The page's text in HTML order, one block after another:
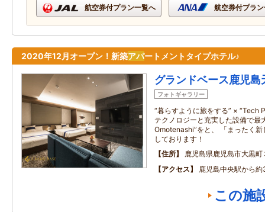
航空券付プラン一覧へ 航空券付プラ
2020年12月オープン！新築アパートメントタイプホテル♪
グランドベース鹿児島
フォトギャラリー
“暮らすように旅をする” × “Tech
テクノロジーと充実した設備で最
Omotenashi”をと、 「まったく
しております！
住所
鹿児島県鹿児島市大黒町
アクセス
鹿児島中央駅から
この施